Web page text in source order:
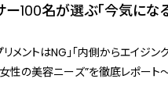
100名が選ぶ「今気にな
メントはNG」「内側からエイジン
ニーズ”を徹底レポート～ 株式会社アークワイズ（